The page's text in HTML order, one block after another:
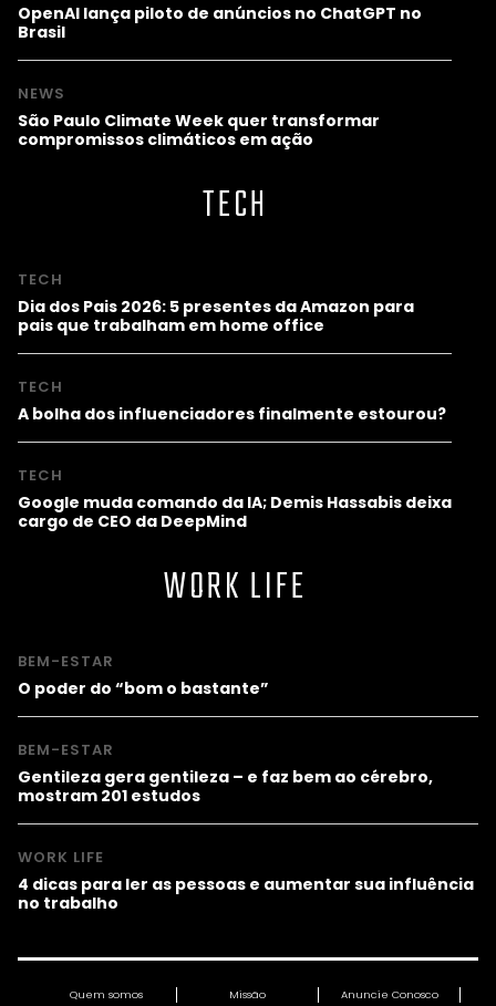
OpenAI lança piloto de anúncios no ChatGPT no
Brasil
NEWS
São Paulo Climate Week quer transformar
compromissos climáticos em ação
TECH
TECH
Dia dos Pais 2026: 5 presentes da Amazon para
pais que trabalham em home office
TECH
A bolha dos influenciadores finalmente estourou?
TECH
Google muda comando da IA; Demis Hassabis deixa
cargo de CEO da DeepMind
WORK LIFE
BEM-ESTAR
O poder do “bom o bastante”
BEM-ESTAR
Gentileza gera gentileza – e faz bem ao cérebro,
mostram 201 estudos
WORK LIFE
4 dicas para ler as pessoas e aumentar sua influência
no trabalho
Quem somos Missão Anuncie Conosco